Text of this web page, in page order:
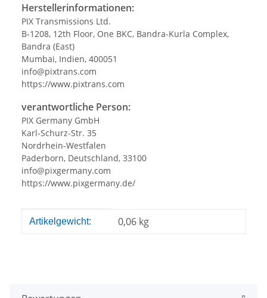
Herstellerinformationen:
PIX Transmissions Ltd.
B-1208, 12th Floor, One BKC, Bandra-Kurla Complex,
Bandra (East)
Mumbai, Indien, 400051
info@pixtrans.com
https://www.pixtrans.com
verantwortliche Person:
PIX Germany GmbH
Karl-Schurz-Str. 35
Nordrhein-Westfalen
Paderborn, Deutschland, 33100
info@pixgermany.com
https://www.pixgermany.de/
Produkteigenschaft
Wert
Artikelgewicht: 0,06 kg